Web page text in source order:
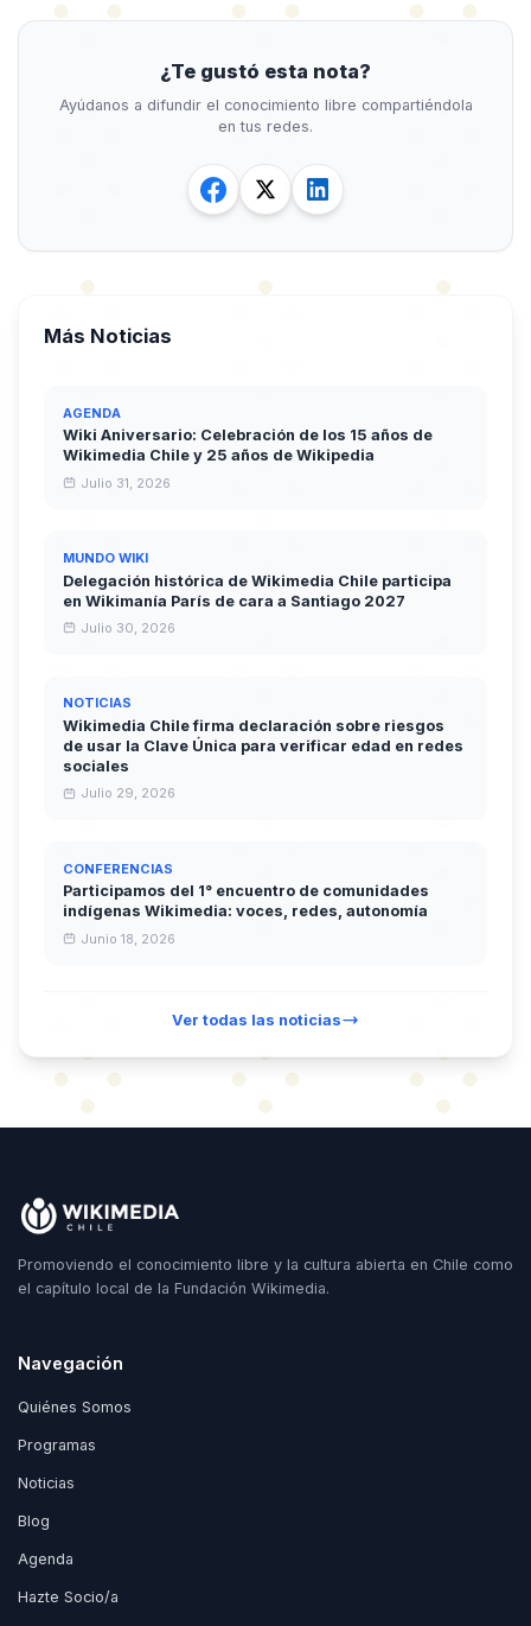
¿Te gustó esta nota?
Ayúdanos a difundir el conocimiento libre compartiéndola
en tus redes.
Más Noticias
AGENDA
Wiki Aniversario: Celebración de los 15 años de
Wikimedia Chile y 25 años de Wikipedia
Julio 31, 2026
MUNDO WIKI
Delegación histórica de Wikimedia Chile participa
en Wikimanía París de cara a Santiago 2027
Julio 30, 2026
NOTICIAS
Wikimedia Chile firma declaración sobre riesgos
de usar la Clave Única para verificar edad en redes
sociales
Julio 29, 2026
CONFERENCIAS
Participamos del 1° encuentro de comunidades
indígenas Wikimedia: voces, redes, autonomía
Junio 18, 2026
Ver todas las noticias
Promoviendo el conocimiento libre y la cultura abierta en Chile como
el capítulo local de la Fundación Wikimedia.
Navegación
Quiénes Somos
Programas
Noticias
Blog
Agenda
Hazte Socio/a